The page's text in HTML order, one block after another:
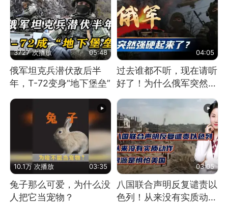
3727 次播放 05:48
俄军坦克兵潜伏敌后半
年，T-72变身“地下堡垒”
04:05
过去谁都不听，现在请听
好了！为什么俄军突然强
硬起来了？
10.1万 次播放 03:35
兔子那么可爱，为什么没
人把它当宠物？
03:05
八国联合声明反复谴责以
色列！从来没有实质动